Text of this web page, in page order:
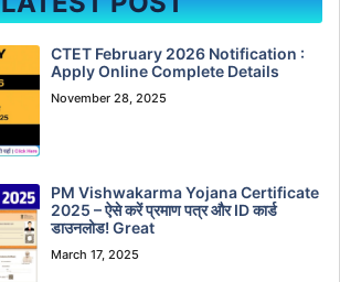
CTET February 2026 Notification :
Apply Online Complete Details
November 28, 2025
PM Vishwakarma Yojana Certificate
2025 – ऐसे करें प्रमाण पत्र और ID कार्ड
डाउनलोड! Great
March 17, 2025